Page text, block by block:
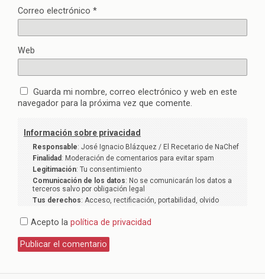
Correo electrónico *
Web
Guarda mi nombre, correo electrónico y web en este
navegador para la próxima vez que comente.
Información sobre privacidad
Responsable: José Ignacio Blázquez / El Recetario de NaChef
Finalidad: Moderación de comentarios para evitar spam
Legitimación: Tu consentimiento
Comunicación de los datos: No se comunicarán los datos a
terceros salvo por obligación legal
Tus derechos: Acceso, rectificación, portabilidad, olvido
Acepto la política de privacidad